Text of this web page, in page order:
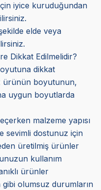
iyice kuruduğundan
elde veya
Dikkat Edilmelidir?
dikkat
ürünün boyutunun,
uygun boyutlarda
malzeme yapısı
sevimli dostunuz için
üretilmiş ürünler
kullanım
ürünler
olumsuz durumların